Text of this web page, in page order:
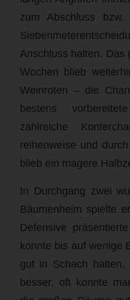
zum Abschluss
Anschluss halten. Das
Wochen blieb
Weinroten – die
bestens
zahlreiche
reihenweise und
blieb ein magere
In Durchgang zwei
Bäumenheim spielte
Defensive
konnte bis auf wenige
gut in Schach
besser, oft konnte